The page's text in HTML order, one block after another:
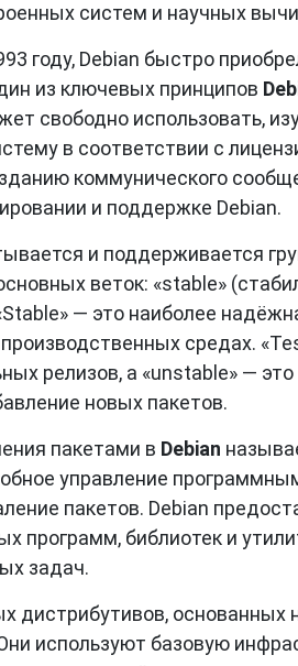
систем и научных
году, Debian быстро
из ключевых принципов
свободно использовать,
в соответствии с
коммунического
и поддержке Debian.
и поддерживается
веток: «stable»
— это наиболее
средах.
релизов, а «unstable» —
новых пакетов.
пакетами в Debian
управление
пакетов. Debian
программ, библиотек и
задач.
дистрибутивов, основанных
используют базовую